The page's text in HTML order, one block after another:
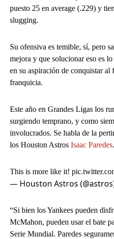
puesto 25 en average (.229) y
slugging.
Su ofensiva es temible, sí, pero
mejora y que solucionar eso es
en su aspiración de conquistar
franquicia.
Este año en Grandes Ligas los
surgiendo temprano, y como
involucrados. Se habla de la
los Houston Astros Isaac Paredes.
This is more like it!
— Houston Astros
“Si bien los Yankees pueden
McMahon, pueden usar el bate
Serie Mundial. Paredes